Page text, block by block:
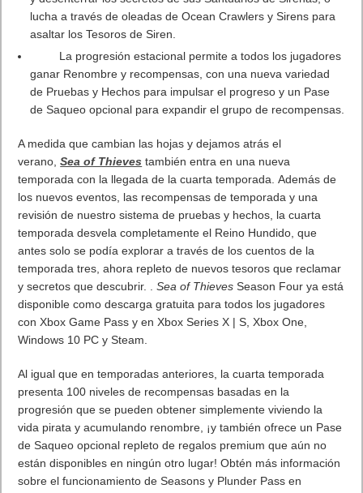
del combate intuitivo de acción espacial a través de maniobras,
poderes y armas.
Reserva y recibe el conjunto de aspectos de Armadura de
anciano. Resplandeciente en librea de oro y púrpura,
reservada solo para los miembros más exaltados del Círculo, la
Armadura Mayor se remonta al pasado militar de Nara. Este
como a las tres armas iniciales; la ametralladora Gatling, el
lanzador de misiles y el cañón láser.
Chorus se lanzará el 3 de diciembre de
2021.
Reserva ahora para Xbox Series X y Xbox One, PlayStation 5 y
PlayStation 4, Google Stadia y PC a través de Epic Games
Store, Steam y Amazon Luna. Visite nuestros canales oficiales
para obtener las últimas actualizaciones
Campaña de reserva
de Armadura de Anciano. Resplandeciente en color oro y
púrpura, reservada únicamente para los miembros más
exaltados del Círculo, la Armadura de Anciano se remonta al
pasado militar de Nara. Este conjunto de cambio cosmético se
puede aplicar a Forsaken, así como a las tres armas iniciales,
a saber, la ametralladora Gatling, el lanzamisiles y el cañón
láser.